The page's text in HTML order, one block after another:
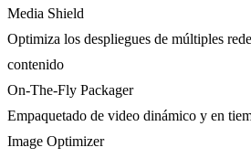
Media Shield
Optimiza los despliegues de múltiples
contenido
On-The-Fly Packager
Empaquetado de video dinámico y en
Image Optimizer